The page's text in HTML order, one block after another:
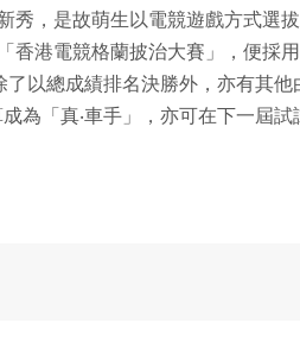
秀，是故萌生以電競遊戲方式選
香港電競格蘭披治大賽」，便採
以總成績排名決勝外，亦有其他
為「真‧車手」，亦可在下一屆試